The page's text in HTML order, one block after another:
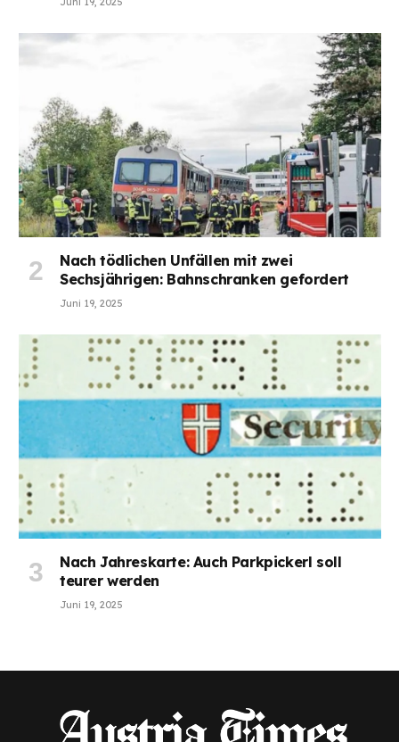
Nach tödlichen Unfällen mit zwei
Sechsjährigen: Bahnschranken gefordert
Juni 19, 2025
Nach Jahreskarte: Auch Parkpickerl soll
teurer werden
Juni 19, 2025